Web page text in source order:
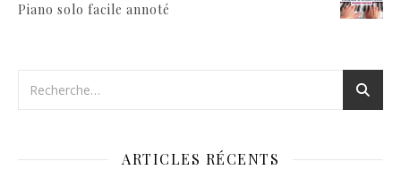
Piano solo facile annoté
ARTICLES RÉCENTS